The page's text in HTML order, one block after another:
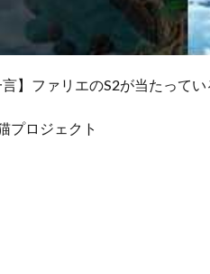
言】ファリエのS2が当たって
プロジェクト